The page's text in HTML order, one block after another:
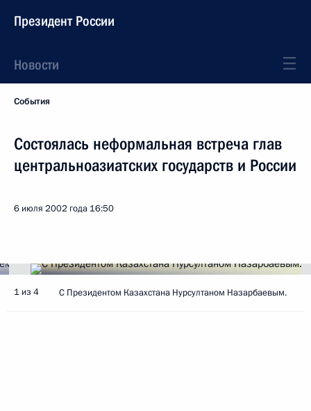
Президент России
Новости
События
Состоялась неформальная встреча глав
центральноазиатских государств и России
6 июля 2002 года 16:50
1 из 4 С Президентом Казахстана Нурсултаном Назарбаевым.